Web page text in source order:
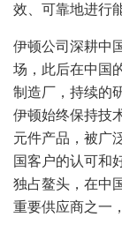
效、可靠地进行
伊顿公司深耕中
场，此后在中国
制造厂，持续的
伊顿始终保持技
元件产品，被广
国客户的认可和
独占鳌头，在中
重要供应商之一